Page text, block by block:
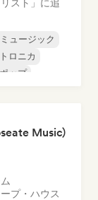
スト」に追
ュージック
ロニカ
ップ
Music)
プ・ハウス